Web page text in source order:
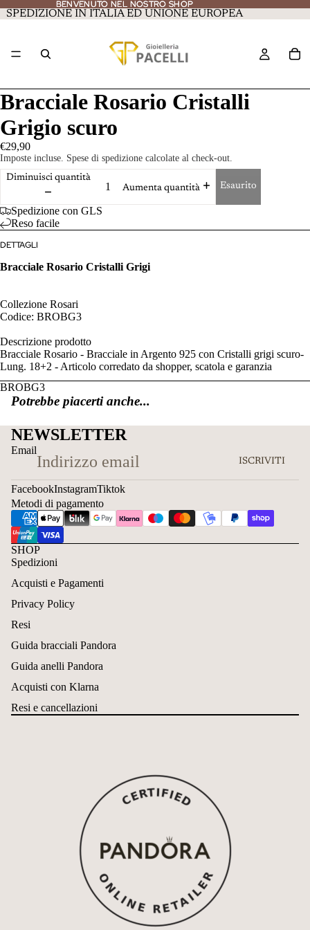
BENVENUTO NEL NOSTRO SHOP
BENVENUTO NEL NOSTRO SHOP
SPEDIZIONE IN ITALIA ED UNIONE EUROPEA
Bracciale Rosario Cristalli
Grigio scuro
€29,90
Imposte incluse. Spese di spedizione calcolate al check-out.
Diminuisci quantità
Aumenta quantità
Esaurito
Spedizione con GLS
Reso facile
DETTAGLI
Bracciale Rosario Cristalli Grigi
Collezione Rosari
Codice: BROBG3
Descrizione prodotto
Bracciale Rosario - Bracciale in Argento 925 con Cristalli grigi scuro-
Lung. 18+2 - Articolo corredato da shopper, scatola e garanzia
BROBG3
Potrebbe piacerti anche...
NEWSLETTER
Email
ISCRIVITI
FacebookInstagramTiktok
Metodi di pagamento
SHOP
Spedizioni
Acquisti e Pagamenti
Privacy Policy
Resi
Guida bracciali Pandora
Guida anelli Pandora
Acquisti con Klarna
Resi e cancellazioni
Informativa sui rimborsi